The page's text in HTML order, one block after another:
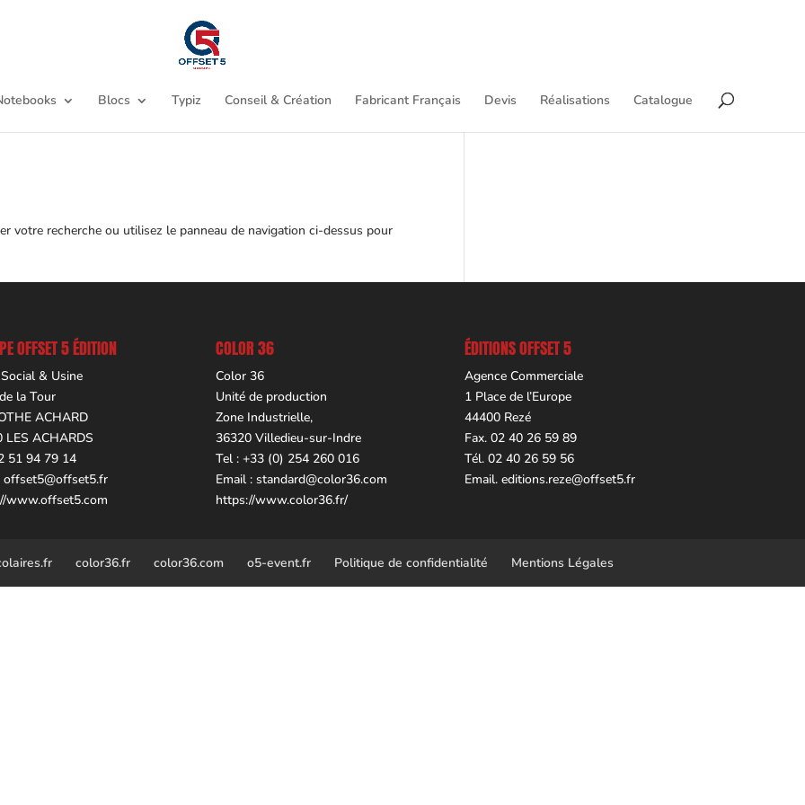
Blocs Typiz Conseil & Création Fabricant Français Devis Réalisations Catalogue
votre recherche ou utilisez le panneau de navigation ci-dessus pour
OFFSET 5 ÉDITION
& Usine
la Tour
ACHARD
LES ACHARDS
51 94 79 14
offset5@offset5.fr
www.offset5.com
COLOR 36
Color 36
Unité de production
Zone Industrielle,
36320 Villedieu-sur-Indre
Tel : +33 (0) 254 260 016
Email :standard@color36.com
https://www.color36.fr/
ÉDITIONS OFFSET 5
Agence Commerciale
1 Place de l’Europe
44400 Rezé
Fax. 02 40 26 59 89
Tél. 02 40 26 59 56
Email. editions.reze@offset5.fr
color36.fr color36.com o5-event.fr Politique de confidentialité Mentions Légales